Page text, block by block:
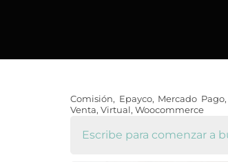
Comisión, Epayco, Mercado Pago,
Venta, Virtual , Woocommerce